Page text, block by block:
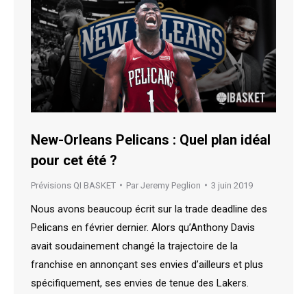
New-Orleans Pelicans : Quel plan idéal
pour cet été ?
Prévisions QI BASKET Par Jeremy Peglion 3 juin 2019
Nous avons beaucoup écrit sur la trade deadline des
Pelicans en février dernier. Alors qu’Anthony Davis
avait soudainement changé la trajectoire de la
franchise en annonçant ses envies d’ailleurs et plus
spécifiquement, ses envies de tenue des Lakers.